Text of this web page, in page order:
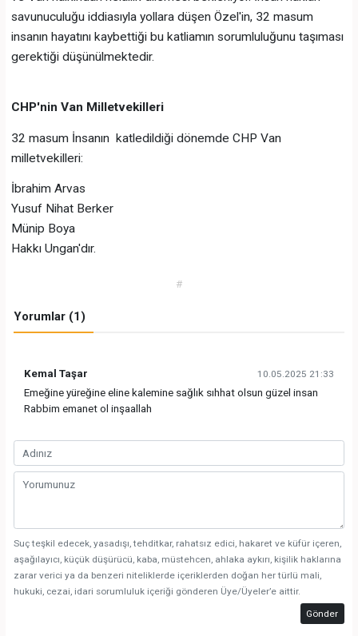
savunuculuğu iddiasıyla yollara düşen Özel'in, 32 masum
insanın hayatını kaybettiği bu katliamın sorumluluğunu taşıması
gerektiği düşünülmektedir.
CHP'nin Van Milletvekilleri
32 masum İnsanın katledildiği dönemde CHP Van
milletvekilleri:
İbrahim Arvas
Yusuf Nihat Berker
Münip Boya
Hakkı Ungan'dır.
#
Yorumlar (1)
Kemal Taşar 10.05.2025 21:33
Emeğine yüreğine eline kalemine sağlık sıhhat olsun güzel insan
Rabbim emanet ol inşaallah
Suç teşkil edecek, yasadışı, tehditkar, rahatsız edici, hakaret ve küfür içeren,
aşağılayıcı, küçük düşürücü, kaba, müstehcen, ahlaka aykırı, kişilik haklarına
zarar verici ya da benzeri niteliklerde içeriklerden doğan her türlü mali,
hukuki, cezai, idari sorumluluk içeriği gönderen Üye/Üyeler’e aittir.
Gönder